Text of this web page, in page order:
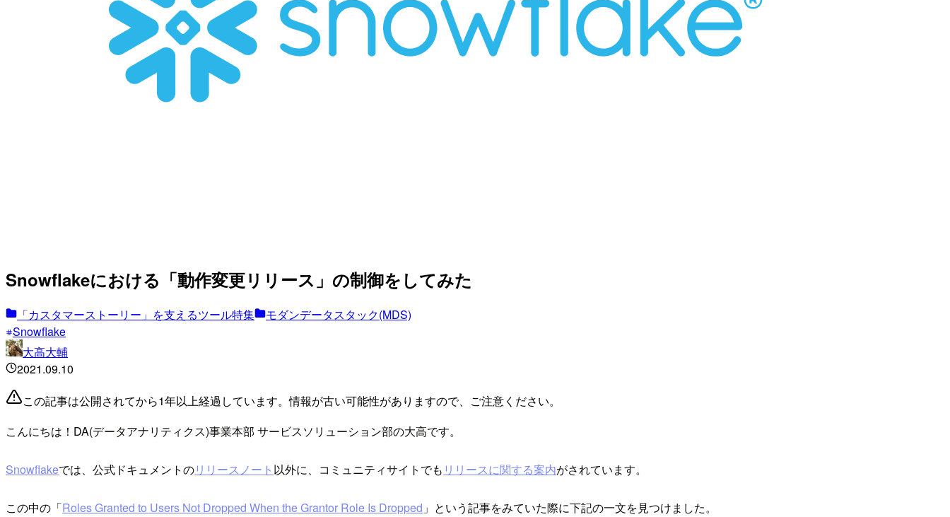
Snowflakeにおける「動作変更リリース」の制御をしてみた
「カスタマーストーリー」を支えるツール特集
モダンデータスタック(MDS)
Snowflake
大高大輔
2021.09.10
この記事は公開されてから1年以上経過しています。情報が古い可能性がありますので、ご注意ください。
こんにちは！DA(データアナリティクス)事業本部 サービスソリューション部の大高です。
Snowflakeでは、公式ドキュメントのリリースノート 以外に、コミュニティサイトでも リリースに関する案内がされています。
この中の「Roles Granted to Users Not Dropped When the Grantor Role Is Dropped 」という記事をみていた際に下記の一文を見つけました。